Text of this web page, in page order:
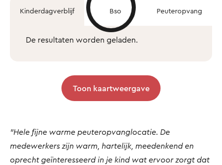
Kinderdagverblijf Bso Peuteropvang
De resultaten worden geladen.
Toon kaartweergave
"Hele fijne warme peuteropvanglocatie. De
medewerkers zijn warm, hartelijk, meedenkend en
oprecht geïnteresseerd in je kind wat ervoor zorgt dat